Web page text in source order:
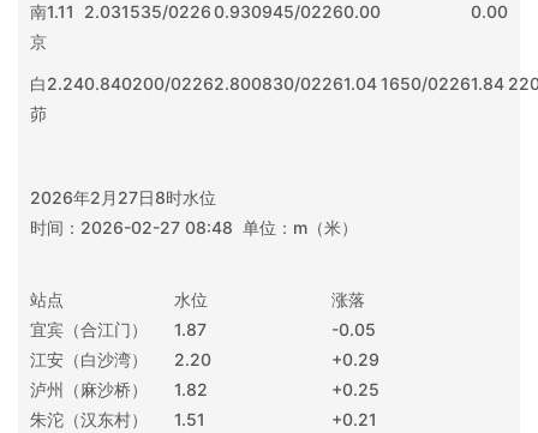
南
京
1.11 2.031535/02260.930945/02260.00 0.00
白
茆
2.240.840200/02262.800830/02261.041650/02261.84
2026年2月27日8时水位
时间：2026-02-27 08:48 单位：m（米）
站点 水位
涨落
宜宾（合江门）
1.87
-0.05
江安（白沙湾）
2.20
+0.29
泸州（麻沙桥）
1.82
+0.25
朱沱（汉东村）
1.51
+0.21